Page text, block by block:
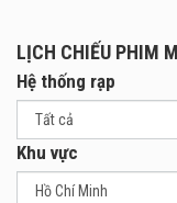
những tình huống
8/3 hoàn hảo cho
LỊCH CHIẾU PHIM
Hệ thống rạp
Khu vực